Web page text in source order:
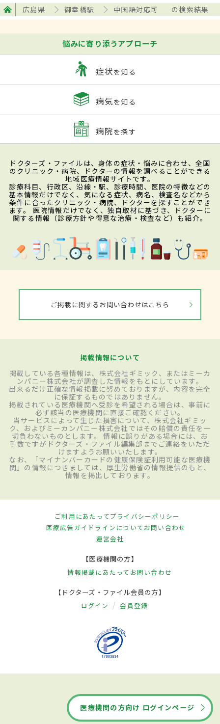
広島県 御幸橋駅 中国語対応可 の検索結果
悩みに寄り添うアプローチ
症状を知る
病気を知る
病院を探す
ドクターズ・ファイルは、身体の症状・悩みに合わせ、全国
のクリニック・病院、ドクターの情報を調べることができる
地域医療情報サイトです。
診療科目、行政区、沿線・駅、診療時間、医院の特徴などの
基本情報だけでなく、気になる症状、病名、検査名などから
条件に合ったクリニック・病院、ドクターを探すことができ
ます。 医院情報だけでなく、独自取材に基づき、ドクターに
関する情報（診療方針や得意な治療・検査など）も紹介。
ご掲載に関するお問い合わせはこちら
掲載情報について
掲載している各種情報は、株式会社ギミック、またはミーカ
ンパニー株式会社が調査した情報をもとにしています。
出来るだけ正確な情報掲載に努めておりますが、内容を完全
に保証するものではありません。
掲載されている医療機関へ受診を希望される場合は、事前に
必ず該当の医療機関に直接ご確認ください。
当サービスによって生じた損害について、株式会社ギミッ
ク、およびミーカンパニー株式会社ではその賠償の責任を一
切負わないものとします。 情報に誤りがある場合には、お
手数ですがドクターズ・ファイル編集部までご連絡をいただ
けますようお願いいたします。
なお、「マイナンバーカードの健康保険証利用可能な医療機
関」の情報につきましては、厚生労働省の情報提供のもと、
情報を掲出しております。
ご利用にあたってプライバシーポリシー
医療広告ガイドラインについてお問い合わせ
運営会社
【医療機関の方】
情報掲載にあたって お問い合わせ
【ドクターズ・ファイル会員の方】
ログイン 会員登録
医療機関の方向け ログインページ